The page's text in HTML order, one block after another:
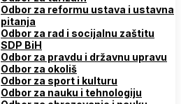
Odbor za reformu ustava i ustavna
pitanja
Odbor za rad i socijalnu zaštitu
SDP BiH
Odbor za pravdu i državnu upravu
Odbor za okoliš
Odbor za sport i kulturu
Odbor za nauku i tehnologiju